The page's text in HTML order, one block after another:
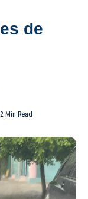
de
2 Min Read